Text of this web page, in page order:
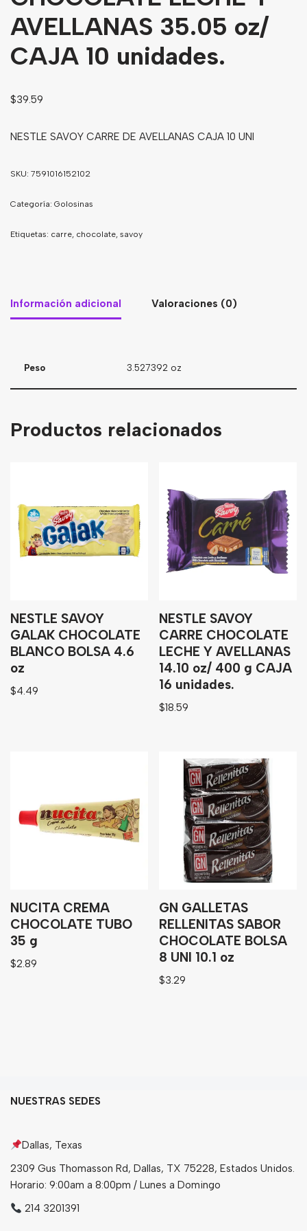
Bebidas
Tés
AVELLANAS 35.05 oz/
CAJA 10 unidades.
$39.59
NESTLE SAVOY CARRE DE AVELLANAS CAJA 10 UNI
SKU: 7591016152102
Categoría: Golosinas
Etiquetas: carre chocolate savoy
Información adicional Valoraciones (0)
Peso 3.527392 oz
Productos relacionados
NESTLE SAVOY
GALAK CHOCOLATE
BLANCO BOLSA 4.6
oz
$4.49
NESTLE SAVOY
CARRE CHOCOLATE
LECHE Y AVELLANAS
14.10 oz/ 400 g CAJA
16 unidades.
$18.59
NUCITA CREMA
CHOCOLATE TUBO
35 g
$2.89
GN GALLETAS
RELLENITAS SABOR
CHOCOLATE BOLSA
8 UNI 10.1 oz
$3.29
NUESTRAS SEDES
Dallas, Texas
2309 Gus Thomasson Rd, Dallas, TX 75228, Estados Unidos.
Horario: 9:00am a 8:00pm / Lunes a Domingo
214 3201391